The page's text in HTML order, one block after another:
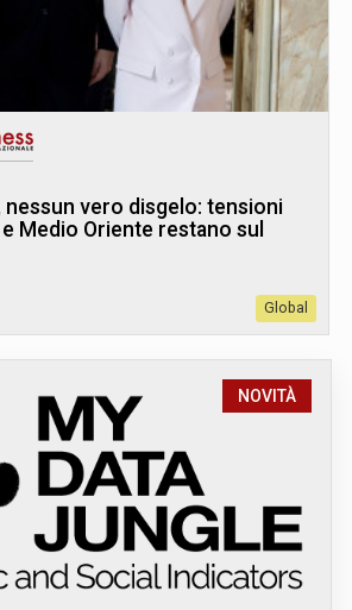
nessun vero disgelo: tensioni
Medio Oriente restano sul
Global
NOVITÀ